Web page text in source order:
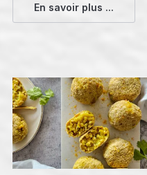
En savoir plus ...